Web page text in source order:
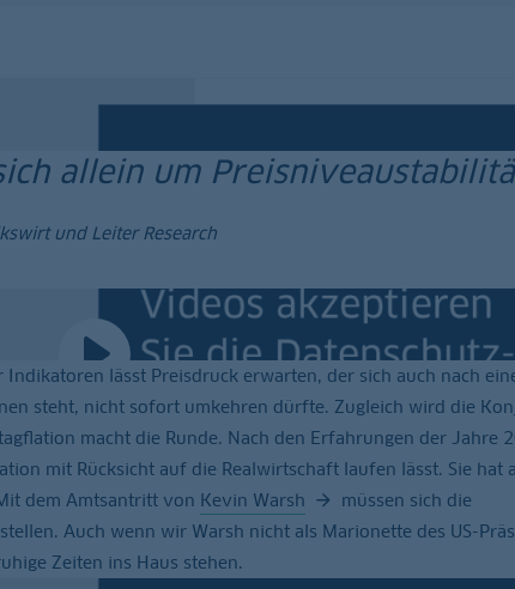
allein um
und Leiter Research
lässt Preisdruck erwarten, der sich auch nach
steht, nicht sofort umkehren dürfte. Zugleich wird die
macht die Runde. Nach den Erfahrungen der Jahre
mit Rücksicht auf die Realwirtschaft laufen lässt. Sie hat
dem Amtsantritt von Kevin Warsh
müssen sich die
Auch wenn wir Warsh nicht als Marionette des US-
Zeiten ins Haus stehen.